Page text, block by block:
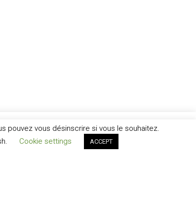
pouvez vous désinscrire si vous le souhaitez.
Cookie settings ACCEPT